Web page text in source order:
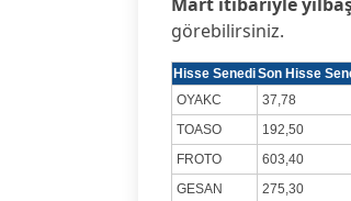
görebilirsiniz.
Hisse SenediSon Hisse
OYAKC
37,78
TOASO
192,50
FROTO
603,40
GESAN
275,30